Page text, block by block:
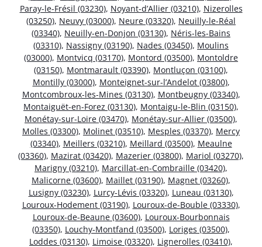
Paray-le-Frésil (03230), Noyant-d’Allier (03210), Nizerolles
(03250), Neuvy (03000), Neure (03320), Neuilly-le-Réal
(03340), Neuilly-en-Donjon (03130), Néris-les-Bains
(03310), Nassigny (03190), Nades (03450), Moulins
(03000), Montvicq (03170), Montord (03500), Montoldre
(03150), Montmarault (03390), Montluçon (03100),
Montilly (03000), Monteignet-sur-l’Andelot (03800),
Montcombroux-les-Mines (03130), Montbeugny (03340),
Montaiguët-en-Forez (03130), Montaigu-le-Blin (03150),
Monétay-sur-Loire (03470), Monétay-sur-Allier (03500),
Molles (03300), Molinet (03510), Mesples (03370), Mercy
(03340), Meillers (03210), Meillard (03500), Meaulne
(03360), Mazirat (03420), Mazerier (03800), Mariol (03270),
Marigny (03210), Marcillat-en-Combraille (03420),
Malicorne (03600), Maillet (03190), Magnet (03260),
Lusigny (03230), Lurcy-Lévis (03320), Luneau (03130),
Louroux-Hodement (03190), Louroux-de-Bouble (03330),
Louroux-de-Beaune (03600), Louroux-Bourbonnais
(03350), Louchy-Montfand (03500), Loriges (03500),
Loddes (03130), Limoise (03320), Lignerolles (03410),